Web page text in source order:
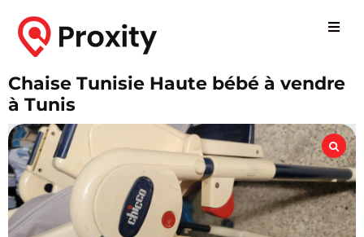
Chaise Tunisie Haute bébé à vendre
à Tunis